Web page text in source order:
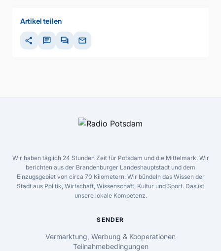
Artikel teilen
share chat forum mail
Wir haben täglich 24 Stunden Zeit für Potsdam und die Mittelmark. Wir
berichten aus der Brandenburger Landeshauptstadt und dem
Einzugsgebiet von circa 70 Kilometern. Wir bündeln das Wissen der
Stadt aus Politik, Wirtschaft, Wissenschaft, Kultur und Sport. Das ist
unsere lokale Kompetenz.
SENDER
Vermarktung, Werbung & Kooperationen
Teilnahmebedingungen